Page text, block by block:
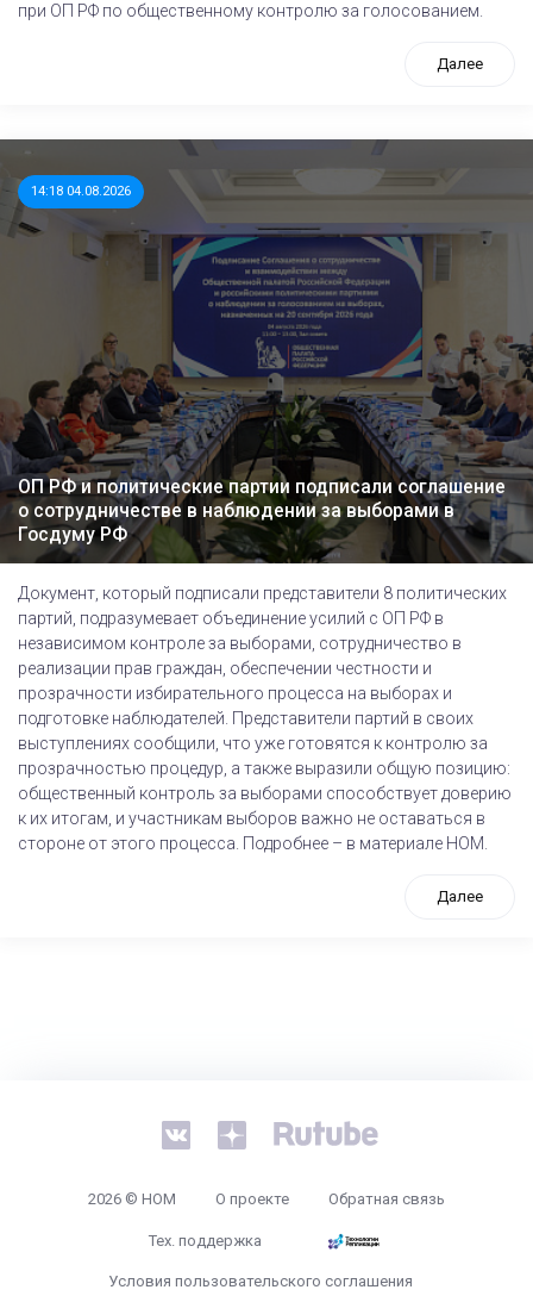
при ОП РФ по общественному контролю за голосованием.
Далее
14:18 04.08.2026
ОП РФ и политические партии подписали соглашение
о сотрудничестве в наблюдении за выборами в
Госдуму РФ
Документ, который подписали представители 8 политических
партий, подразумевает объединение усилий с ОП РФ в
независимом контроле за выборами, сотрудничество в
реализации прав граждан, обеспечении честности и
прозрачности избирательного процесса на выборах и
подготовке наблюдателей. Представители партий в своих
выступлениях сообщили, что уже готовятся к контролю за
прозрачностью процедур, а также выразили общую позицию:
общественный контроль за выборами способствует доверию
к их итогам, и участникам выборов важно не оставаться в
стороне от этого процесса. Подробнее – в материале НОМ.
Далее
2026 © НОМ О проекте Обратная связь
Тех. поддержка
Условия пользовательского соглашения